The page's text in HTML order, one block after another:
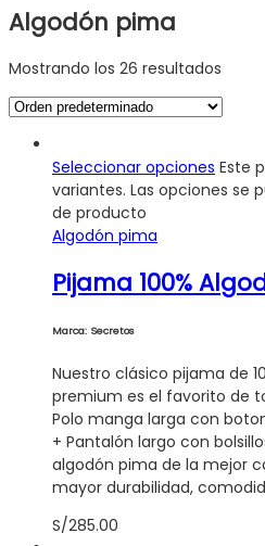
Algodón pima
Mostrando los 26 resultados
Seleccionar opciones Este
variantes. Las opciones se
de producto
Algodón pima
Pijama 100%
Marca: Secretos
Nuestro clásico pijama de
premium es el favorito de
Polo manga larga con
+ Pantalón largo con
algodón pima de la mejor
mayor durabilidad,
S/285.00